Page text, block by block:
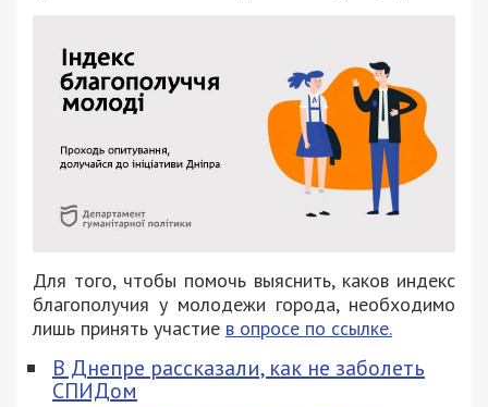
Для того, чтобы помочь выяснить, каков индекс
благополучия у молодежи города, необходимо
лишь принять участие в опросе по ссылке.
В Днепре рассказали, как не заболеть
СПИДом